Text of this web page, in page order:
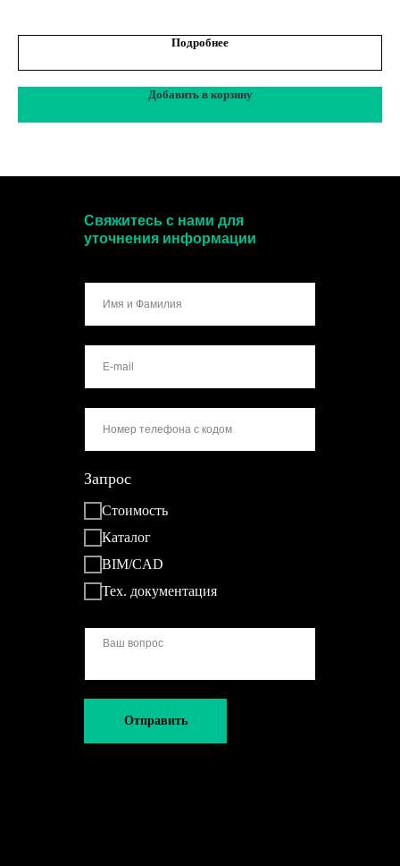
Подробнее
Добавить в корзину
Запрос
Стоимость
Каталог
BIM/CAD
Тех. документация
Отправить
Свяжитесь с нами для
уточнения информации